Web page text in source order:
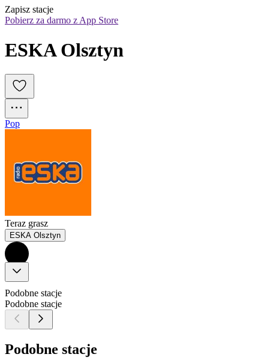
Zapisz stacje
Pobierz za darmo z App Store
ESKA Olsztyn
Pop
Teraz grasz
ESKA Olsztyn
Podobne stacje
Podobne stacje
Podobne stacje